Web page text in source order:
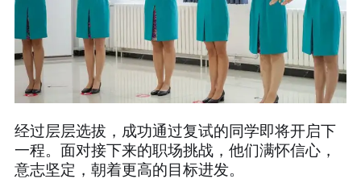
经过层层选拔，成功通过复试的同学即将开启下
一程。面对接下来的职场挑战，他们满怀信心，
意志坚定，朝着更高的目标进发。